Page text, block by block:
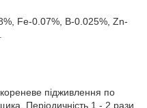
Fe-0.07%, B-0.025%, Zn-
підживлення по
Періодичність 1 - 2 рази